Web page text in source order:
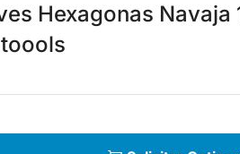
Hexagonas Navaja